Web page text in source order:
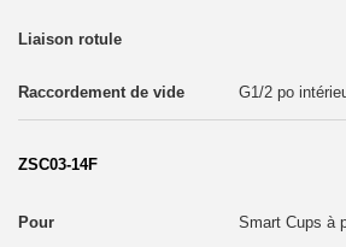
G1/2 po
ZSC03-14F
Smart Cups à